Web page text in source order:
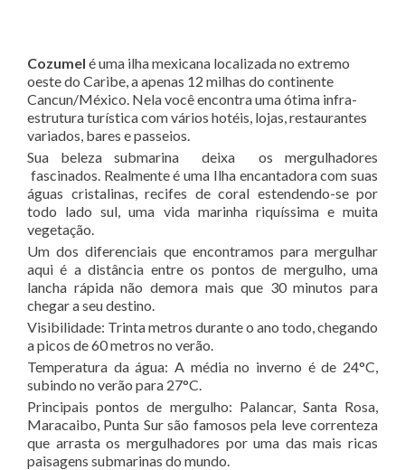
Cozumel é uma ilha mexicana localizada no extremo
oeste do Caribe, a apenas 12 milhas do continente
Cancun/México. Nela você encontra uma ótima infra-
estrutura turística com vários hotéis, lojas, restaurantes
variados, bares e passeios.
Sua beleza submarina deixa os mergulhadores
fascinados. Realmente é uma Ilha encantadora com suas
águas cristalinas, recifes de coral estendendo-se por
todo lado sul, uma vida marinha riquíssima e muita
vegetação.
Um dos diferenciais que encontramos para mergulhar
aqui é a distância entre os pontos de mergulho, uma
lancha rápida não demora mais que 30 minutos para
chegar a seu destino.
Visibilidade: Trinta metros durante o ano todo, chegando
a picos de 60 metros no verão.
Temperatura da água: A média no inverno é de 24°C,
subindo no verão para 27°C.
Principais pontos de mergulho: Palancar, Santa Rosa,
Maracaibo, Punta Sur são famosos pela leve correnteza
que arrasta os mergulhadores por uma das mais ricas
paisagens submarinas do mundo.